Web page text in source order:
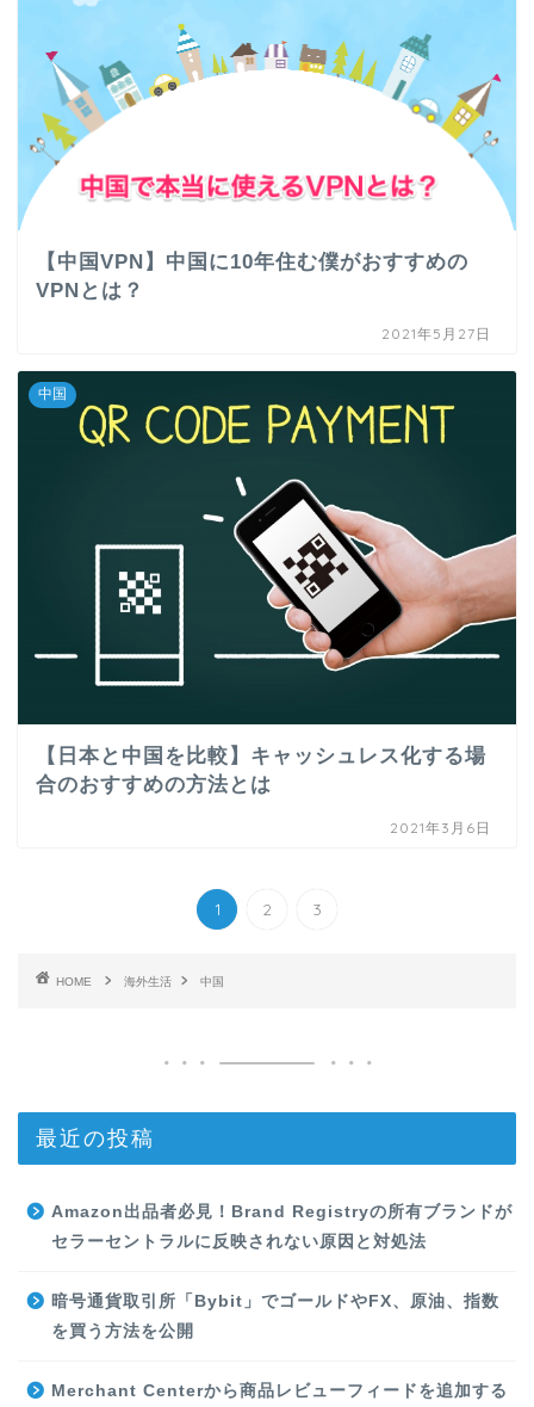
【中国VPN】中国に10年住む僕がおすすめの
VPNとは？
2021年5月27日
中国
【日本と中国を比較】キャッシュレス化する場
合のおすすめの方法とは
2021年3月6日
1 2 3
HOME 海外生活 中国
最近の投稿
Amazon出品者必見！Brand Registryの所有ブランドが
セラーセントラルに反映されない原因と対処法
暗号通貨取引所「Bybit」でゴールドやFX、原油、指数
を買う方法を公開
Merchant Centerから商品レビューフィードを追加する